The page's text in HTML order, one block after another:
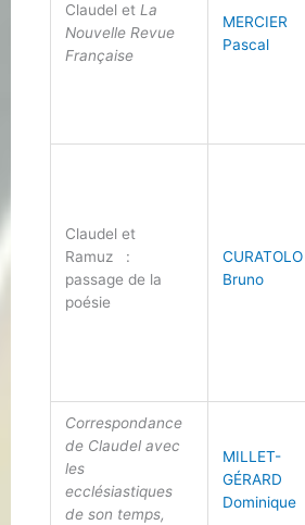
Claudel et La
Nouvelle Revue
Française
MERCIER
Pascal
Claudel et
Ramuz :
passage de la
poésie
CURATOLO
Bruno
Correspondance
de Claudel avec
les
ecclésiastiques
de son temps,
MILLET-
GÉRARD
Dominique